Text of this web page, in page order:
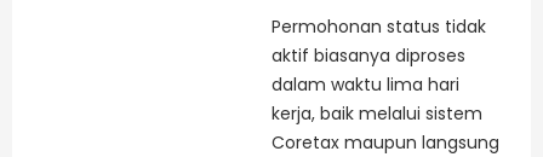
Permohonan status tidak
aktif biasanya diproses
dalam waktu lima hari
kerja, baik melalui sistem
Coretax maupun langsung